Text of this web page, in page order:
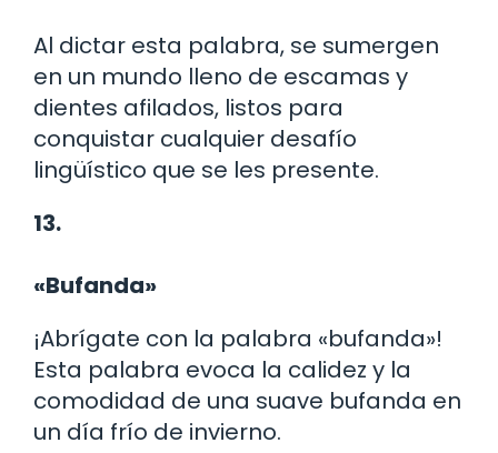
Al dictar esta palabra, se sumergen
en un mundo lleno de escamas y
dientes afilados, listos para
conquistar cualquier desafío
lingüístico que se les presente.
13.
«Bufanda»
¡Abrígate con la palabra «bufanda»!
Esta palabra evoca la calidez y la
comodidad de una suave bufanda en
un día frío de invierno.